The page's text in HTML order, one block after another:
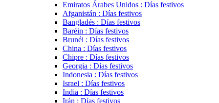
Emiratos Árabes Unidos : Días festivos
Afganistán : Días festivos
Bangladés : Días festivos
Baréin : Días festivos
Brunéi : Días festivos
China : Días festivos
Chipre : Días festivos
Georgia : Días festivos
Indonesia : Días festivos
Israel : Días festivos
India : Días festivos
Irán : Días festivos